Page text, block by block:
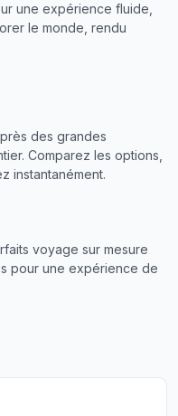
une expérience fluide,
le monde, rendu
des grandes
Comparez les options,
instantanément.
voyage sur mesure
pour une expérience de